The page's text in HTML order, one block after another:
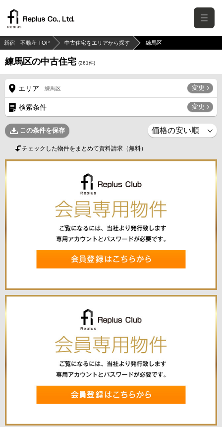
新宿 不動産 TOP 中古住宅をエリアから探す 練馬区
練馬区の中古住宅 (261件)
エリア 練馬区 変更
検索条件 変更
この条件を保存
チェックした物件をまとめて資料請求（無料）